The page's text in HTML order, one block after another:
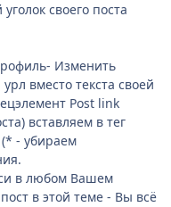
своего поста
Изменить
вместо текста своей
Post link
вставляем в тег
- убираем
в любом Вашем
в этой теме - Вы всё